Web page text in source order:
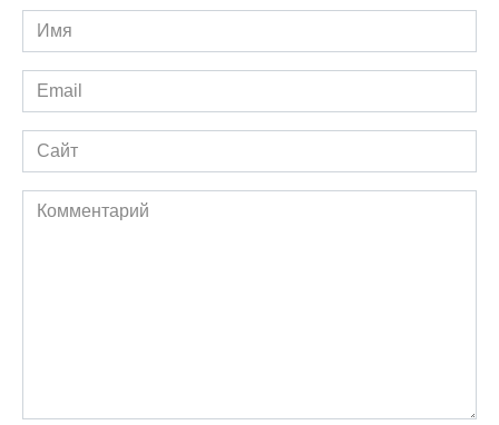
Имя
*
Email
*
Сайт
Комментарий